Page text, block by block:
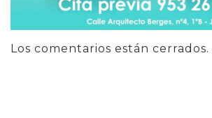
Los comentarios están cerrados.